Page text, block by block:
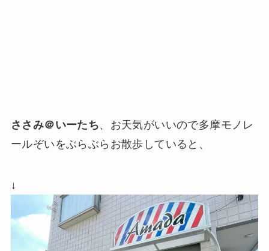
ささみ＠いーたち、お天気がいいので多摩モノレ
ールぞいをぶらぶらお散歩していると、
↓